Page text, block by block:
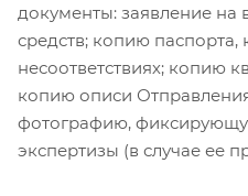
документы: заявление на
средств; копию
несоответствиях; копию
копию описи
фотографию,
экспертизы (в случае ее